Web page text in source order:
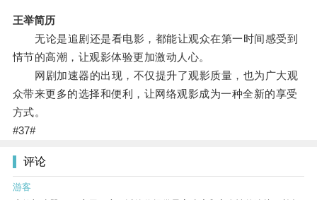
王举简历
无论是追剧还是看电影，都能让观众在第一时间感受到
情节的高潮，让观影体验更加激动人心。
网剧加速器的出现，不仅提升了观影质量，也为广大观
众带来更多的选择和便利，让网络观影成为一种全新的享受
方式。
#37#
评论
游客